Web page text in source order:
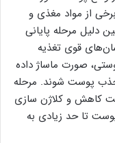
از مواد مغذی و
دلیل مرحله پایانی
قوی تغذیه
صورت ماساژ داده
پوست شوند. مرحله
کاهش و کلاژن سازی
تا حد زیادی به